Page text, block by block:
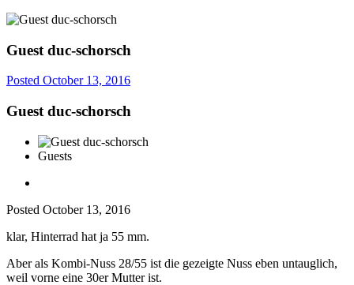
Guest duc-schorsch
Posted October 13, 2016
Guest duc-schorsch
Guests
Posted October 13, 2016
klar, Hinterrad hat ja 55 mm.
Aber als Kombi-Nuss 28/55 ist die gezeigte Nuss eben untauglich,
weil vorne eine 30er Mutter ist.